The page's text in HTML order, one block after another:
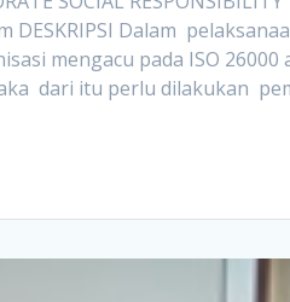
DESKRIPSI Dalam
mengacu pada ISO
dari itu perlu dilakukan